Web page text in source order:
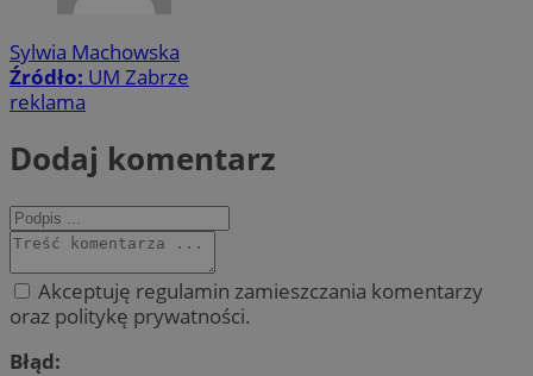
Sylwia Machowska
Źródło: UM Zabrze
reklama
Dodaj komentarz
Akceptuję regulamin zamieszczania komentarzy
oraz politykę prywatności.
Błąd: